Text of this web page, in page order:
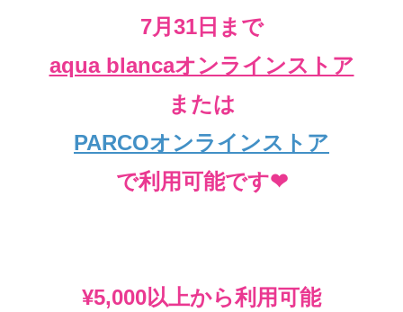
7月31日まで
aqua blancaオンラインストア
または
PARCOオンラインストア
で利用可能です❤︎
¥5,000以上から利用可能